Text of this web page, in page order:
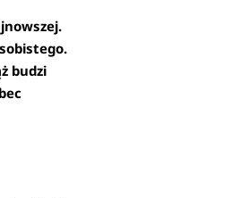
budzi